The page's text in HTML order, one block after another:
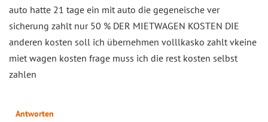
auto hatte 21 tage ein mit auto die gegeneische ver
sicherung zahlt nur 50 % DER MIETWAGEN KOSTEN DIE
anderen kosten soll ich übernehmen volllkasko zahlt vkeine
miet wagen kosten frage muss ich die rest kosten selbst
zahlen
Antworten